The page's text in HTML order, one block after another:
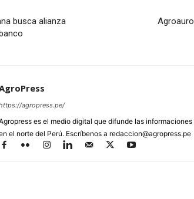
busca alianza
agropress.pe/
es el medio digital que difunde las
el norte del Perú. Escríbenos a redaccion@agropress.pe